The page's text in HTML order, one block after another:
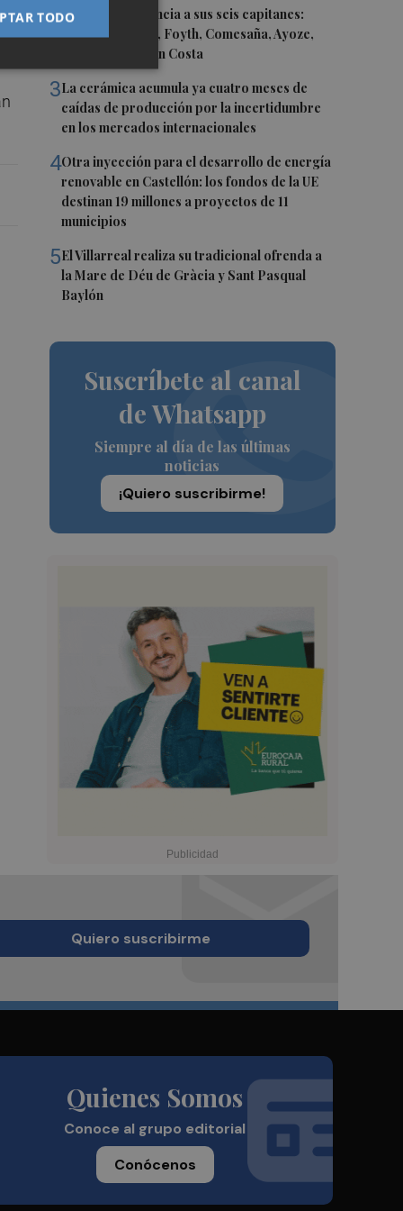
2El Villarreal anuncia a sus seis capitanes:
Gerard Moreno, Foyth, Comesaña, Ayoze,
Cardona y Logan Costa
3La cerámica acumula ya cuatro meses de
caídas de producción por la incertidumbre
en los mercados internacionales
4Otra inyección para el desarrollo de energía
renovable en Castellón: los fondos de la UE
destinan 19 millones a proyectos de 11
municipios
5El Villarreal realiza su tradicional ofrenda a
la Mare de Déu de Gràcia y Sant Pasqual
Baylón
Suscríbete al canal
de Whatsapp
Siempre al día de las últimas
noticias
¡Quiero suscribirme!
Quiero suscribirme
Quienes Somos
Conoce al grupo editorial
Conócenos
TODO